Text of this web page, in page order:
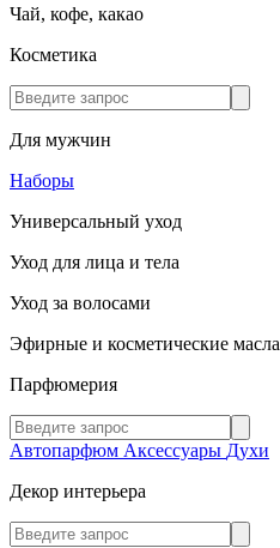
Чай, кофе, какао
Косметика
Для мужчин
Наборы
Универсальный уход
Уход для лица и тела
Уход за волосами
Эфирные и косметические масла
Парфюмерия
Автопарфюм Аксессуары Духи
Декор интерьера